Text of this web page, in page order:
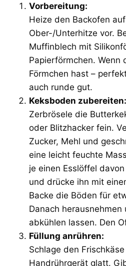
Vorbereitung:
Heize den Backofen
Ober-/Unterhitze vor.
Muffinblech mit
Papierförmchen. Wenn
Förmchen hast –
auch runde gut.
Keksboden zubereiten:
Zerbrösele die
oder Blitzhacker fein.
Zucker, Mehl und
eine leicht feuchte
je einen Esslöffel
und drücke ihn mit
Backe die Böden für
Danach
abkühlen lassen. Den
Füllung anrühren:
Schlage den
Handrührgerät glatt.